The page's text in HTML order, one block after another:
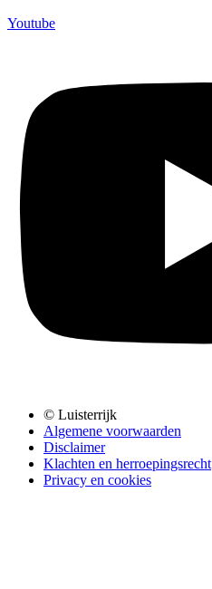
Youtube
© Luisterrijk
Algemene voorwaarden
Disclaimer
Klachten en herroepingsrecht
Privacy en cookies